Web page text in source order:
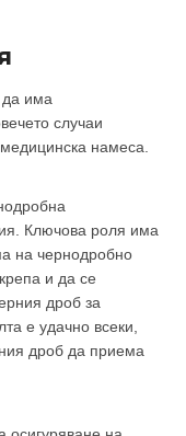
има
случаи
намеса.
Ключова роля има
на чернодробно
и да се
дроб за
е удачно всеки,
дроб да приема